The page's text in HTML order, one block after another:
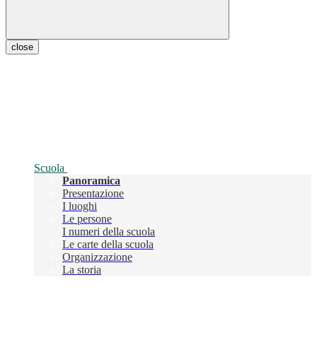
close
Scuola
Panoramica
Presentazione
I luoghi
Le persone
I numeri della scuola
Le carte della scuola
Organizzazione
La storia